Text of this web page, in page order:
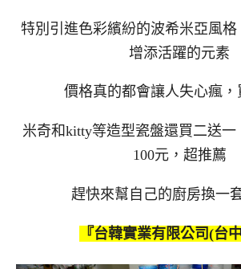
特別引進色彩繽紛的波希米亞風
增添活躍的元素
價格真的都會讓人失心瘋，
米奇和kitty等造型瓷盤還買二送一
100元，超推薦
趕快來幫自己的廚房換一
『台韓實業有限公司(台中